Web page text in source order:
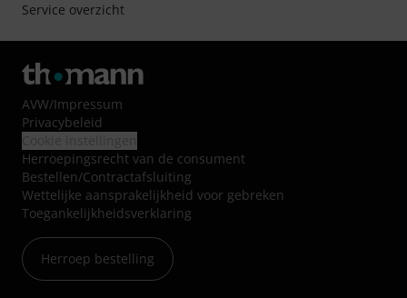
Service overzicht
AVW/Impressum
Privacybeleid
Herroepingsrecht van de consument
Bestellen/Contractafsluiting
Wettelijke aansprakelijkheid voor gebreken
Toegankelijkheidsverklaring
Herroep bestelling